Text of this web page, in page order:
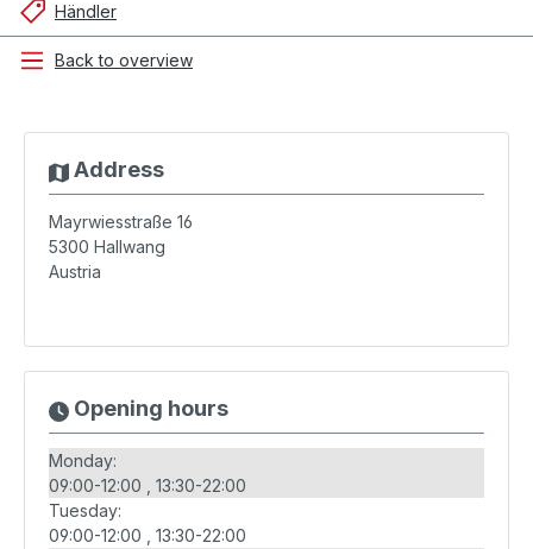
Händler
Back to overview
Address
Mayrwiesstraße 16
5300 Hallwang
Austria
Opening hours
Monday:
09:00-12:00
13:30-22:00
Tuesday:
09:00-12:00
13:30-22:00